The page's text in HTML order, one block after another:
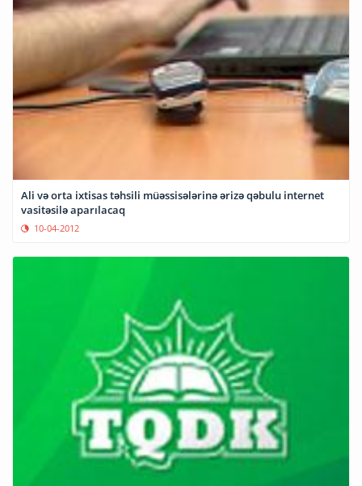
Ali və orta ixtisas təhsili müəssisələrinə ərizə qəbulu internet
vasitəsilə aparılacaq
10-04-2012